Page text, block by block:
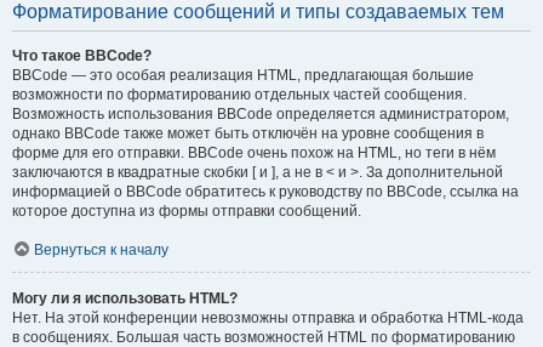
Форматирование сообщений и типы создаваемых тем
Что такое BBCode?
BBCode — это особая реализация HTML, предлагающая большие
возможности по форматированию отдельных частей сообщения.
Возможность использования BBCode определяется администратором,
однако BBCode также может быть отключён на уровне сообщения в
форме для его отправки. BBCode очень похож на HTML, но теги в нём
заключаются в квадратные скобки [ и ], а не в < и >. За дополнительной
информацией о BBCode обратитесь к руководству по BBCode, ссылка на
которое доступна из формы отправки сообщений.
Вернуться к началу
Могу ли я использовать HTML?
Нет. На этой конференции невозможны отправка и обработка HTML-кода
в сообщениях. Большая часть возможностей HTML по форматированию